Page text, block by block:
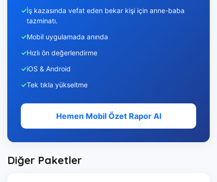
İş kazasında vefat eden bekar kişi için anne-baba
tazminatı.
Mobil uygulamada anında
Hızlı ön değerlendirme
iOS & Android
Tek tıkla yükseltme
Hemen Mobil Özet Rapor Al
Diğer Paketler